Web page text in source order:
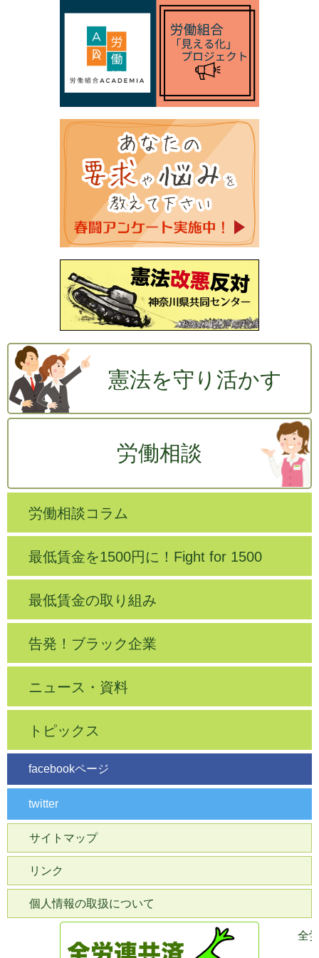
憲法を守り活かす
労働相談
労働相談コラム
最低賃金を1500円に！Fight for 1500
最低賃金の取り組み
告発！ブラック企業
ニュース・資料
トピックス
facebookページ
twitter
サイトマップ
リンク
個人情報の取扱について
全